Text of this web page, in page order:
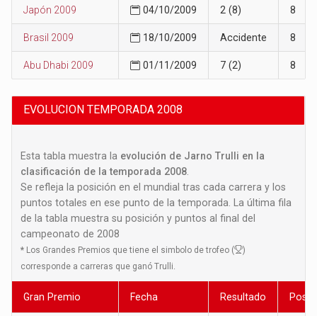
Japón 2009 04/10/2009 2 (8) 8
Brasil 2009 18/10/2009 Accidente 8
Abu Dhabi 2009 01/11/2009 7 (2) 8
EVOLUCION TEMPORADA 2008
Esta tabla muestra la evolución de Jarno Trulli en la
clasificación de la temporada 2008
Se refleja la posición en el mundial tras cada carrera y los
puntos totales en ese punto de la temporada. La última fila
de la tabla muestra su posición y puntos al final del
campeonato de 2008
* Los Grandes Premios que tiene el simbolo de trofeo (
)
corresponde a carreras que ganó Trulli.
Gran Premio Fecha Resultado